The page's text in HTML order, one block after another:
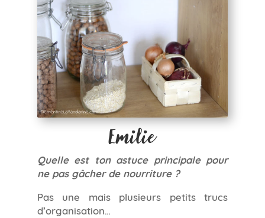
Emilie
Quelle est ton astuce principale pour
ne pas gâcher de nourriture ?
Pas une mais plusieurs petits trucs
d’organisation…